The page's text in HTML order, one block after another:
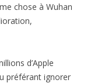
chose à Wuhan
d’Apple
préférant ignorer